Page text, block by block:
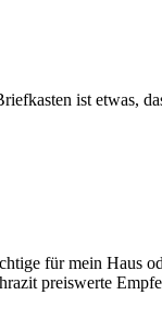
ist etwas,
für mein Haus
preiswerte